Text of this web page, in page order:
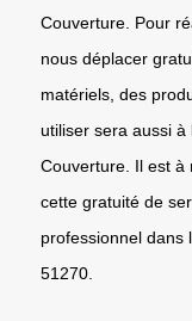
Couverture. Pour
nous déplacer
matériels, des
utiliser sera aussi
Couverture. Il est à
cette gratuité de
professionnel dans
51270.